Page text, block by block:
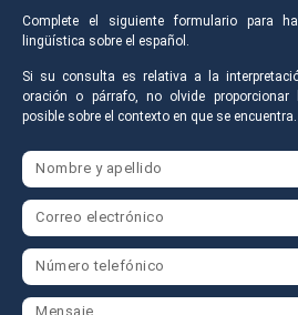
Complete el siguiente formulario para
lingüística sobre el español.
Si su consulta es relativa a la
oración o párrafo, no olvide
posible sobre el contexto en que se encuentra.